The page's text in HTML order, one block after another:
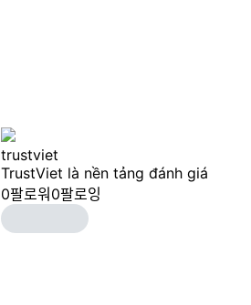
trustviet
TrustViet là nền tảng đánh giá
0팔로워 0팔로잉